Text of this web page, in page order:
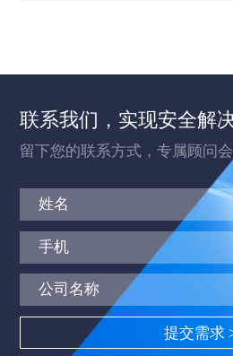
联系我们，实现安全解
留下您的联系方式，专属顾问